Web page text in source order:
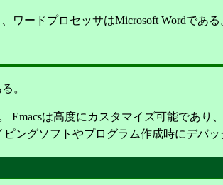
ワードプロセッサはMicrosoft Wordである
。
Emacsは高度にカスタマイズ可能であ
ングソフトやプログラム作成時にデバッ